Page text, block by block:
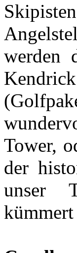
werden
Tower,
der
unser